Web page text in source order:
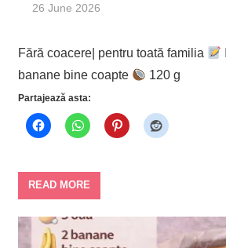
26 June 2026
Fără coacere| pentru toată familia
banane bine coapte
120 g
Partajează asta:
READ MORE